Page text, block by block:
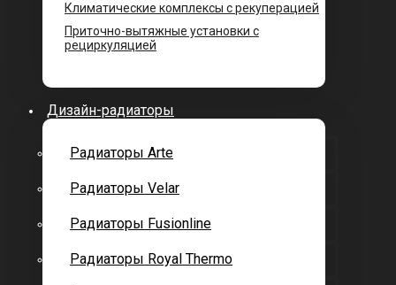
Климатические комплексы с рекуперацией
Приточно-вытяжные установки с
рециркуляцией
Дизайн-радиаторы
Радиаторы Arte
Радиаторы Velar
Радиаторы Fusionline
Радиаторы Royal Thermo